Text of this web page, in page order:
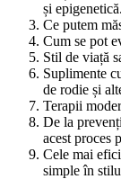
și epigenetică.
Ce putem
Cum se pot
Stil de viață
Suplimente
de rodie și
Terapii
De la
acest proces
Cele mai
simple în